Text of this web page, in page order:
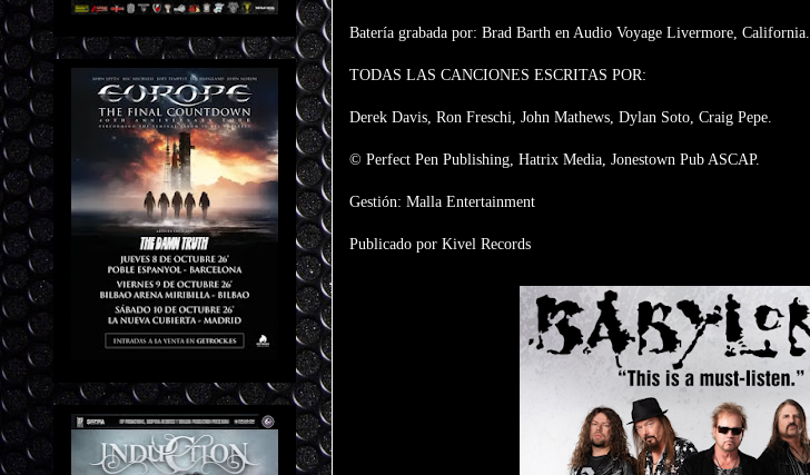
Batería grabada por: Brad Barth en Audio Voyage Livermore, California.
TODAS LAS CANCIONES ESCRITAS POR:
Derek Davis, Ron Freschi, John Mathews, Dylan Soto, Craig Pepe.
© Perfect Pen Publishing, Hatrix Media, Jonestown Pub ASCAP.
Gestión: Malla Entertainment
Publicado por Kivel Records